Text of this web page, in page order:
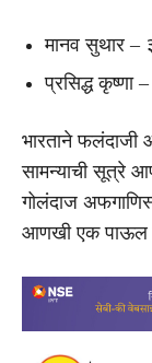
मानव सुथार –
प्रसिद्ध कृष्णा
भारताने फलंदाजी
सामन्याची सूत्रे
गोलंदाज
आणखी एक पाऊल